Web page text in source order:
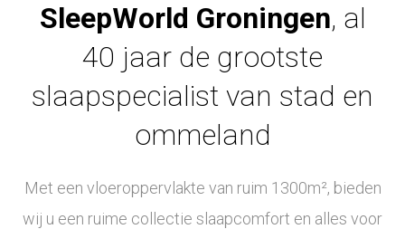
SleepWorld Groningen, al
40 jaar de grootste
slaapspecialist van stad en
ommeland
Met een vloeroppervlakte van ruim 1300m², bieden
wij u een ruime collectie slaapcomfort en alles voor